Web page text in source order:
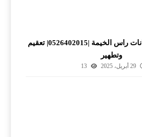
شركة تنظيف خزانات راس الخيمة |0526402015| تعقيم
وتطهير
29 أبريل، 2025 13